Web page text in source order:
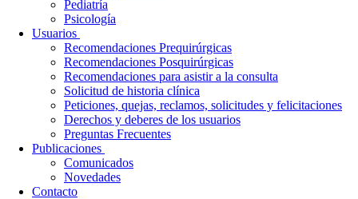
Pediatría
Psicología
Usuarios
Recomendaciones Prequirúrgicas
Recomendaciones Posquirúrgicas
Recomendaciones para asistir a la consulta
Solicitud de historia clínica
Peticiones, quejas, reclamos, solicitudes y felicitaciones
Derechos y deberes de los usuarios
Preguntas Frecuentes
Publicaciones
Comunicados
Novedades
Contacto